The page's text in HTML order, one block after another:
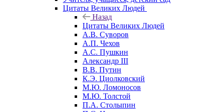
Цитаты Великих Людей
Назад
Цитаты Великих Людей
А.В. Суворов
А.П. Чехов
А.С. Пушкин
Александр III
В.В. Путин
К.Э. Циолковский
М.Ю. Ломоносов
М.Ю. Толстой
П.А. Столыпин